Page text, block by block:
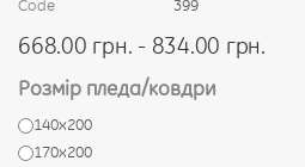
Code
399
668.00 грн. - 834.00 грн.
Розмір пледа/ковдри
140х200
170х200